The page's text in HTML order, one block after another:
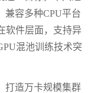
兼容多种CPU平台
软件层面，支持异
混池训练技术突
打造万卡规模集群